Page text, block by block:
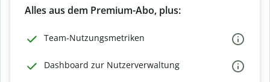
Alles aus dem Premium-Abo, plus:
Team-Nutzungsmetriken
Dashboard zur Nutzerverwaltung